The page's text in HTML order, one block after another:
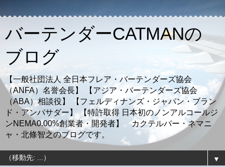
バーテンダーCATMANの
ブログ
【一般社団法人 全日本フレア・バーテンダーズ協会
（ANFA）名誉会長】 【アジア・バーテンダーズ協会
（ABA）相談役】 【フェルディナンズ・ジャパン・ブラン
ド・アンバサダー】 【特許取得 日本初のノンアルコールジ
ンNEMA0.00%創業者・開発者】 カクテルバー・ネマニ
ャ・北條智之のブログです。
▼